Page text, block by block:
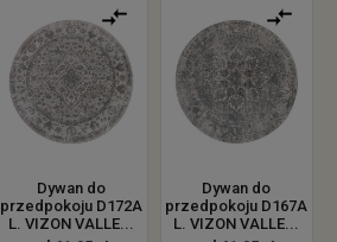
Dywan do
przedpokoju D172A
L. VIZON VALLE...
Dywan do
przedpokoju D167A
L. VIZON VALLE...